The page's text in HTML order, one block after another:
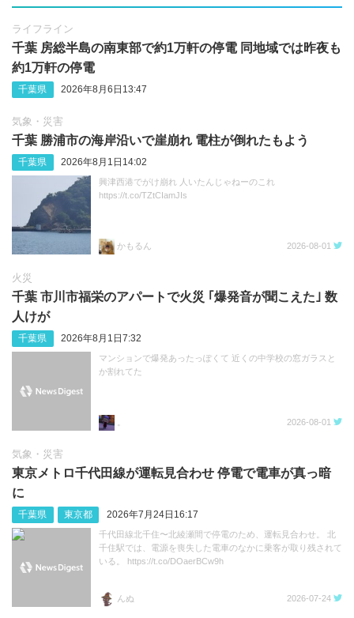
ライフライン
千葉 房総半島の南東部で約1万軒の停電 同地域では昨夜も
約1万軒の停電
千葉県 2026年8月6日13:47
気象・災害
千葉 勝浦市の海岸沿いで崖崩れ 電柱が倒れたもよう
千葉県 2026年8月1日14:02
興津西港でがけ崩れ 人いたんじゃねーのこれ
https://t.co/TZtCIamJIs
かもるん 2026-08-01
火災
千葉 市川市福栄のアパートで火災 ｢爆発音が聞こえた｣ 数
人けが
千葉県 2026年8月1日7:32
マンションで爆発あったっぽくて 近くの中学校の窓ガラスと
か割れてた
2026-08-01
気象・災害
東京メトロ千代田線が運転見合わせ 停電で電車が真っ暗
に
千葉県 東京都 2026年7月24日16:17
千代田線北千住〜北綾瀬間で停電のため、運転見合わせ。 北
千住駅では、電源を喪失した電車のなかに乗客が取り残されて
いる。 https://t.co/DOaerBCw9h
んぬ 2026-07-24